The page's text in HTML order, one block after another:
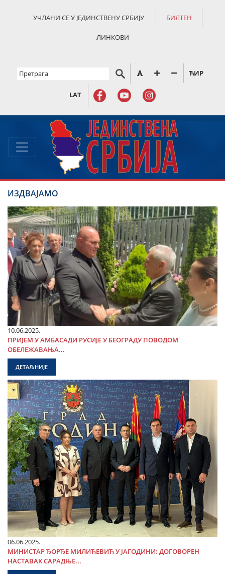
УЧЛАНИ СЕ У ЈЕДИНСТВЕНУ СРБИЈУ БИЛТЕН
ЛИНКОВИ
ЋИР
LAT
ИЗДВАЈАМО
10.06.2025.
ПРИЈЕМ У АМБАСАДИ РУСИЈЕ У БЕОГРАДУ ПОВОДОМ
ОБЕЛЕЖАВАЊА...
ДЕТАЉНИЈЕ
06.06.2025.
МИНИСТАР ЂОРЂЕ МИЛИЋЕВИЋ У ЈАГОДИНИ: ДОГОВОРЕН
НАСТАВАК САРАДЊЕ...